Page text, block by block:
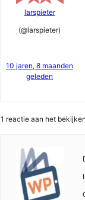
larspieter
(@larspieter)
10 jaren, 8 maanden
geleden
1 reactie aan het